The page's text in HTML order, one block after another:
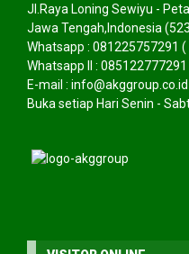
Jl.Raya Loning Sewiyu -
Jawa Tengah,Indonesia
Whatsapp : 081225757291 (
Whatsapp II : 085122777291
E-mail : info@akggroup.co.id
Buka setiap Hari Senin -